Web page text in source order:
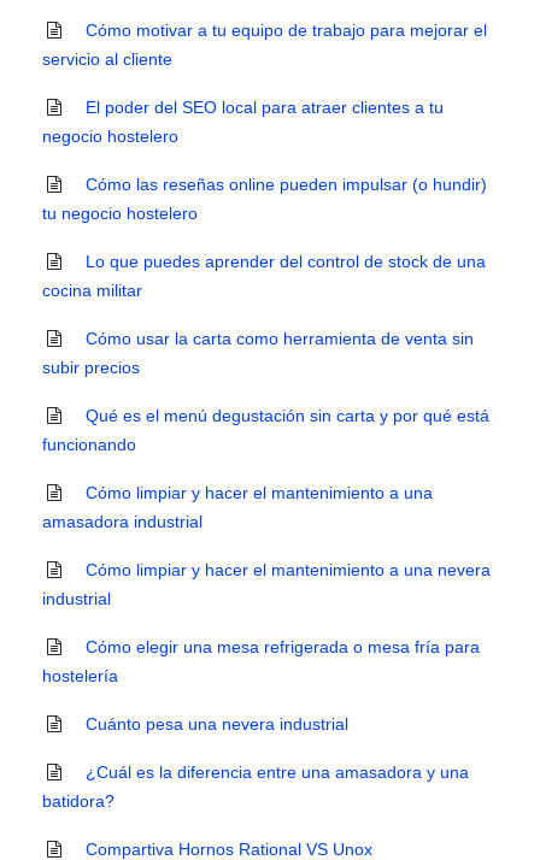
Cómo motivar a tu equipo de trabajo para mejorar el
servicio al cliente
El poder del SEO local para atraer clientes a tu
negocio hostelero
Cómo las reseñas online pueden impulsar (o hundir)
tu negocio hostelero
Lo que puedes aprender del control de stock de una
cocina militar
Cómo usar la carta como herramienta de venta sin
subir precios
Qué es el menú degustación sin carta y por qué está
funcionando
Cómo limpiar y hacer el mantenimiento a una
amasadora industrial
Cómo limpiar y hacer el mantenimiento a una nevera
industrial
Cómo elegir una mesa refrigerada o mesa fría para
hostelería
Cuánto pesa una nevera industrial
¿Cuál es la diferencia entre una amasadora y una
batidora?
Compartiva Hornos Rational VS Unox